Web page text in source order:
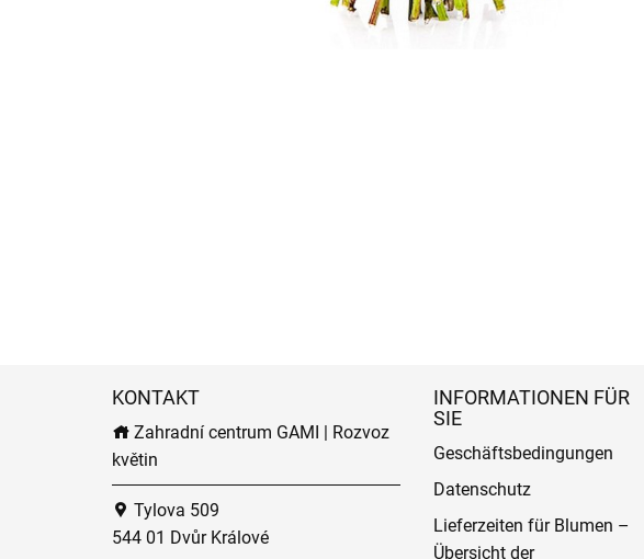
KONTAKT
Zahradní centrum GAMI | Rozvoz
květin
Tylova 509
544 01 Dvůr Králové
INFORMATIONEN FÜR
SIE
Geschäftsbedingungen
Datenschutz
Lieferzeiten für Blumen –
Übersicht der